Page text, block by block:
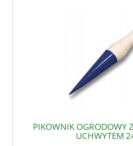
PIKOWNIK OGRODOWY
UCHWYTEM